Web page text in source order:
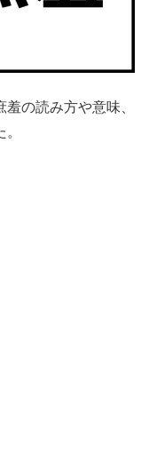
の読み方や意味、